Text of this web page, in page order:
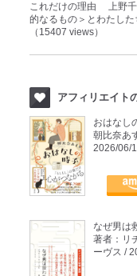
これだけの理由 上野
的なるもの＞とわたし
（15407 views）
アフィリエイト
おはなし
朝比奈あ
2026/06/
なぜ男は
著者：リ
ーヴス /